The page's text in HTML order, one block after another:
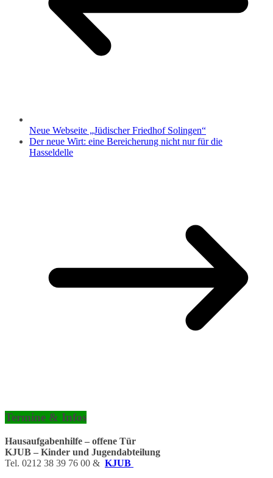
Neue Webseite „Jüdischer Friedhof Solingen“
Der neue Wirt: eine Bereicherung nicht nur für die
Hasseldelle
Termine & Infos
Hausaufgabenhilfe – offene Tür
KJUB – Kinder und Jugendabteilung
Tel. 0212 38 39 76 00 & KJUB